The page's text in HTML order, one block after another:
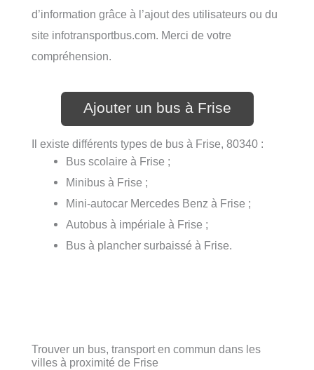
d’information grâce à l’ajout des utilisateurs ou du
site infotransportbus.com. Merci de votre
compréhension.
Ajouter un bus à Frise
Il existe différents types de bus à Frise, 80340 :
Bus scolaire à Frise ;
Minibus à Frise ;
Mini-autocar Mercedes Benz à Frise ;
Autobus à impériale à Frise ;
Bus à plancher surbaissé à Frise.
Trouver un bus, transport en commun dans les
villes à proximité de Frise